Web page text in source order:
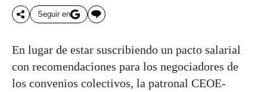
Seguir en
En lugar de estar suscribiendo un pacto salarial
con recomendaciones para los negociadores de
los convenios colectivos, la patronal CEOE-